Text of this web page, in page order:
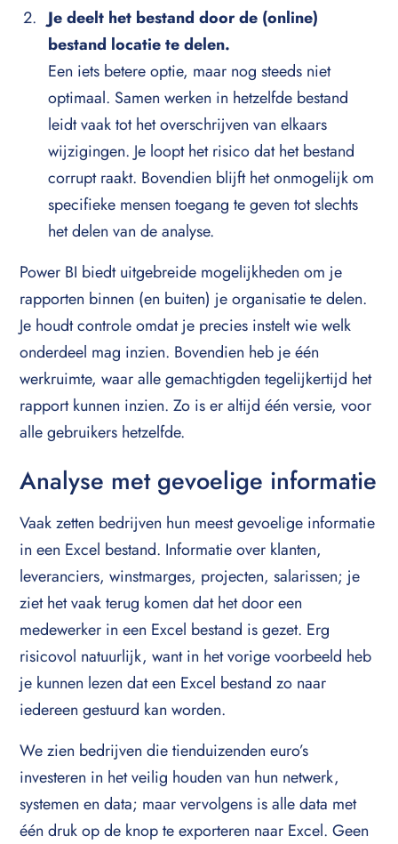
Je deelt het bestand door de (online)
bestand locatie te delen.
Een iets betere optie, maar nog steeds niet
optimaal. Samen werken in hetzelfde bestand
leidt vaak tot het overschrijven van elkaars
wijzigingen. Je loopt het risico dat het bestand
corrupt raakt. Bovendien blijft het onmogelijk om
specifieke mensen toegang te geven tot slechts
het delen van de analyse.
Power BI biedt uitgebreide mogelijkheden om je
rapporten binnen (en buiten) je organisatie te delen.
Je houdt controle omdat je precies instelt wie welk
onderdeel mag inzien. Bovendien heb je één
werkruimte, waar alle gemachtigden tegelijkertijd het
rapport kunnen inzien. Zo is er altijd één versie, voor
alle gebruikers hetzelfde.
Analyse met gevoelige informatie
Vaak zetten bedrijven hun meest gevoelige informatie
in een Excel bestand. Informatie over klanten,
leveranciers, winstmarges, projecten, salarissen; je
ziet het vaak terug komen dat het door een
medewerker in een Excel bestand is gezet. Erg
risicovol natuurlijk, want in het vorige voorbeeld heb
je kunnen lezen dat een Excel bestand zo naar
iedereen gestuurd kan worden.
We zien bedrijven die tienduizenden euro’s
investeren in het veilig houden van hun netwerk,
systemen en data; maar vervolgens is alle data met
één druk op de knop te exporteren naar Excel. Geen